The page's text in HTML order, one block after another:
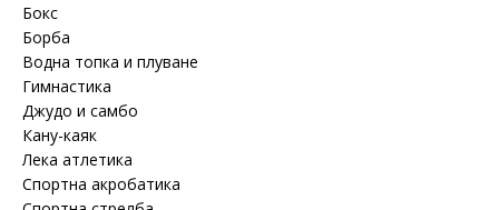
Бокс
Борба
Водна топка и плуване
Гимнастика
Джудо и самбо
Кану-каяк
Лека атлетика
Спортна акробатика